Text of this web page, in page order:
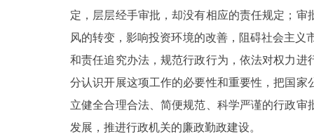
定，层层经手审批，却没有相应的责任规定；
风的转变，影响投资环境的改善，阻碍社会主
和责任追究办法，规范行政行为，依法对权力
分认识开展这项工作的必要性和重要性，把国
立健全合理合法、简便规范、科学严谨的行政
发展，推进行政机关的廉政勤政建设。